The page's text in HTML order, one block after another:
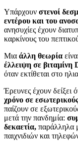
Υπάρχουν στενοί
εντέρου και του
ανησυχίες έχουν
καρκίνους του
Μια άλλη θεωρία
έλλειψη σε βιταμίνη
όταν εκτίθεται στο
Έρευνες έχουν δείξει
χρόνο σε
παίζουν σε
μετά την πανδημία:
δεκαετία, παράλληλα
παιχνιδιών και